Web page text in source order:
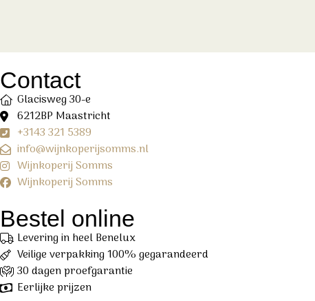
Contact
Glacisweg 30-e
6212BP Maastricht
+3143 321 5389
info@wijnkoperijsomms.nl
Wijnkoperij Somms
Wijnkoperij Somms
Bestel online
Levering in heel Benelux
Veilige verpakking 100% gegarandeerd
30 dagen proefgarantie
Eerlijke prijzen